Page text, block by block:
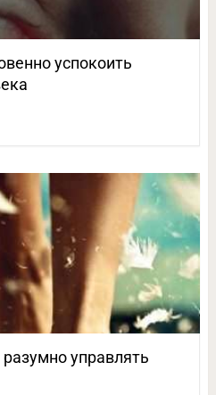
успокоить
управлять